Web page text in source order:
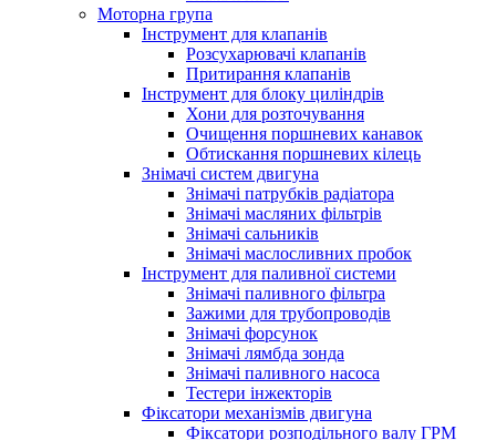
Моторна група
Інструмент для клапанів
Розсухарювачі клапанів
Притирання клапанів
Інструмент для блоку циліндрів
Хони для розточування
Очищення поршневих канавок
Обтискання поршневих кілець
Знімачі систем двигуна
Знімачі патрубків радіатора
Знімачі масляних фільтрів
Знімачі сальників
Знімачі маслосливних пробок
Інструмент для паливної системи
Знімачі паливного фільтра
Зажими для трубопроводів
Знімачі форсунок
Знімачі лямбда зонда
Знімачі паливного насоса
Тестери інжекторів
Фіксатори механізмів двигуна
Фіксатори розподільного валу ГРМ